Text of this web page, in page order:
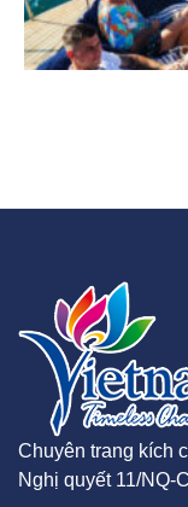
Chuyên trang kích
Nghị quyết 11/NQ-